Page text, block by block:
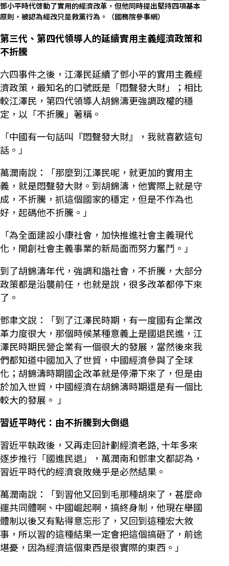
鄧小平時代啓動了實用的經濟改革，但他同時提出堅持四項基本
原則，被認為經改只是救黨行為。（國務院參事網）
第三代、第四代領導人的延續實用主義經濟政策和
不折騰
六四事件之後，江澤民延續了鄧小平的實用主義經
濟政策，最知名的口號既是「悶聲發大財」；相比
較江澤民，第四代領導人胡錦濤更強調政權的穩
定，以「不折騰」著稱。
「中國有一句話叫『悶聲發大財』，我就喜歡這句
話。」
萬潤南說：「那麼到江澤民呢，就更加的實用主
義，就是悶聲發大財。到胡錦濤，他實際上就是守
成，不折騰，抓這個國家的穩定，但是不作為也
好，起碼他不折騰。」
「為全面建設小康社會，加快推進社會主義現代
化，開創社會主義事業的新局面而努力奮鬥。」
到了胡錦濤年代，強調和諧社會，不折騰，大部分
政策都是沿襲前任，也就是說，很多改革都停下來
了。
鄧聿文說：「到了江澤民時期，有一度國有企業改
革力度很大，那個時候某種意義上是國退民進，江
澤民時期民營企業有一個很大的發展，當然後來我
們都知道中國加入了世貿，中國經濟參與了全球
化；胡錦濤時期國企改革就是停滯下來了，但是由
於加入世貿，中國經濟在胡錦濤時期還是有一個比
較大的發展。 」
習近平時代：由不折騰到大倒退
習近平執政後，又再走回計劃經濟老路, 十年多來
逐步推行「國進民退」，萬潤南和鄧聿文都認為，
習近平時代的經濟衰敗幾乎是必然結果。
萬潤南說：「到習他又回到毛那種胡來了，甚麼命
運共同體啊、中國崛起啊，搞終身制，他現在舉國
體制以後又有點得意忘形了，又回到這種宏大敘
事，所以習的這種結果一定會把這個搞砸了，前途
堪憂，因為經濟這個東西是很實際的東西。」